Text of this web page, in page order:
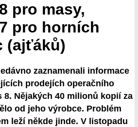
pro masy,
pro horních
(ajťáků)
zaznamenali informace
prodejích operačního
8. Nějakých 40 milionů kopií za
od jeho výrobce. Problém
leží někde jinde. V listopadu